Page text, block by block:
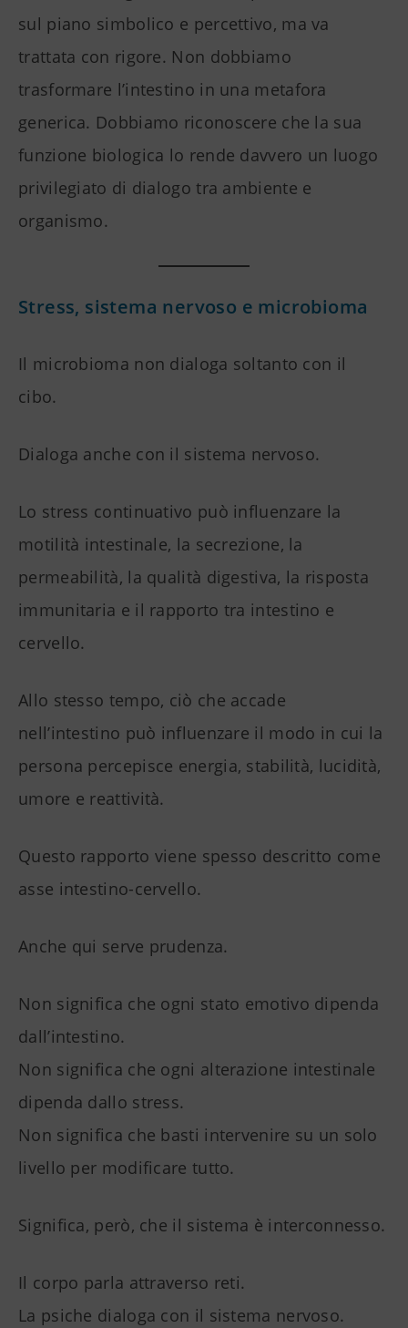
sul piano simbolico e percettivo, ma va
trattata con rigore. Non dobbiamo
trasformare l’intestino in una metafora
generica. Dobbiamo riconoscere che la sua
funzione biologica lo rende davvero un luogo
privilegiato di dialogo tra ambiente e
organismo.
Stress, sistema nervoso e microbioma
Il microbioma non dialoga soltanto con il
cibo.
Dialoga anche con il sistema nervoso.
Lo stress continuativo può influenzare la
motilità intestinale, la secrezione, la
permeabilità, la qualità digestiva, la risposta
immunitaria e il rapporto tra intestino e
cervello.
Allo stesso tempo, ciò che accade
nell’intestino può influenzare il modo in cui la
persona percepisce energia, stabilità, lucidità,
umore e reattività.
Questo rapporto viene spesso descritto come
asse intestino-cervello.
Anche qui serve prudenza.
Non significa che ogni stato emotivo dipenda
dall’intestino.
Non significa che ogni alterazione intestinale
dipenda dallo stress.
Non significa che basti intervenire su un solo
livello per modificare tutto.
Significa, però, che il sistema è interconnesso.
Il corpo parla attraverso reti.
La psiche dialoga con il sistema nervoso.